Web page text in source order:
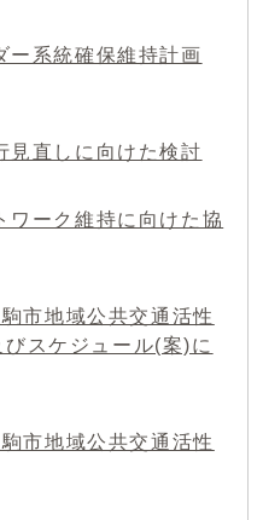
ー系統確保維持計画
見直しに向けた検討
ワーク維持に向けた協
市地域公共交通活性
スケジュール(案)に
市地域公共交通活性